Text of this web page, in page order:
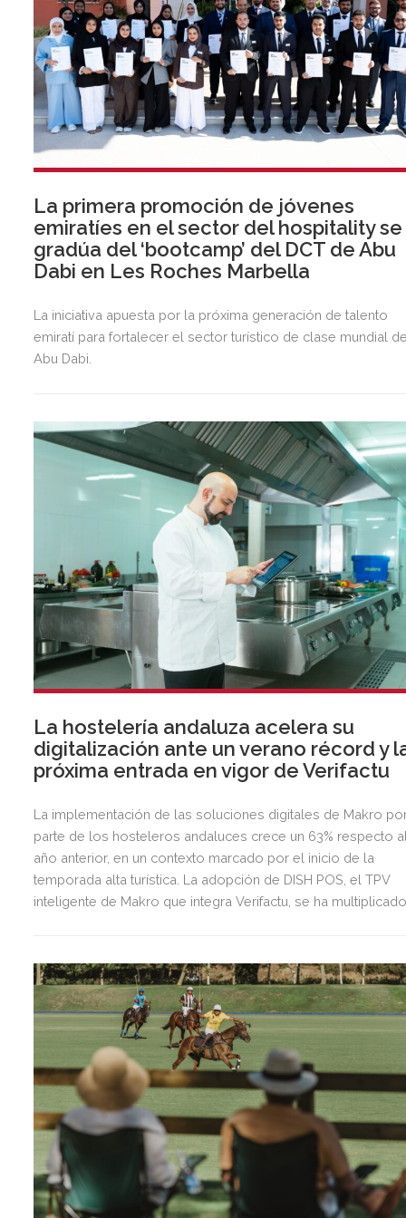
La primera promoción de jóvenes
emiratíes en el sector del hospitality se
gradúa del ‘bootcamp’ del DCT de Abu
Dabi en Les Roches Marbella
La iniciativa apuesta por la próxima generación de talento
emiratí para fortalecer el sector turístico de clase mundial
Abu Dabi.
La hostelería andaluza acelera su
digitalización ante un verano récord y
próxima entrada en vigor de Verifactu
La implementación de las soluciones digitales de Makro
parte de los hosteleros andaluces crece un 63% respecto
año anterior, en un contexto marcado por el inicio de la
temporada alta turística. La adopción de DISH POS, el TPV
inteligente de Makro que integra Verifactu, se ha